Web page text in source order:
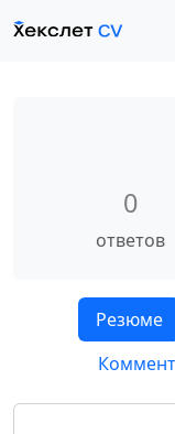
0
ответов
Резюме